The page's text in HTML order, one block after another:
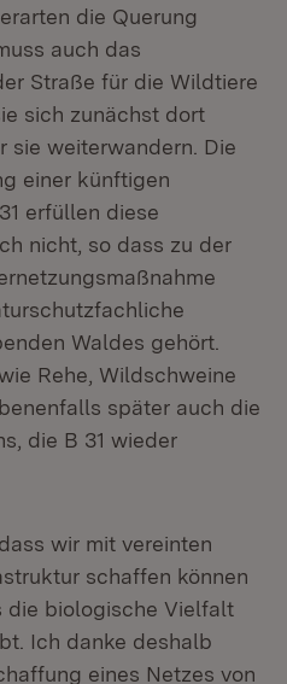
die Querung
auch das
Straße für die Wildtiere
sich zunächst dort
sie weiterwandern. Die
einer künftigen
erfüllen diese
nicht, so dass zu der
Waldes gehört.
Rehe, Wildschweine
später auch die
die B 31 wieder
wir mit vereinten
schaffen können
biologische Vielfalt
Ich danke deshalb
eines Netzes von